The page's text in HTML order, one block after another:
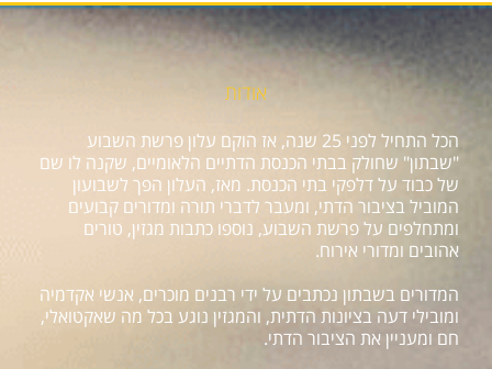
אודות
הכל התחיל לפני 25 שנה, אז הוקם עלון פרשת השבוע
"שבתון" שחולק בבתי הכנסת הדתיים הלאומיים, שקנה לו שם
של כבוד על דלפקי בתי הכנסת. מאז, העלון הפך לשבועון
המוביל בציבור הדתי, ומעבר לדברי תורה ומדורים קבועים
ומתחלפים על פרשת השבוע, נוספו כתבות מגזין, טורים
אהובים ומדורי אירוח.
המדורים בשבתון נכתבים על ידי רבנים מוכרים, אנשי אקדמיה
ומובילי דעה בציונות הדתית, והמגזין נוגע בכל מה שאקטואלי,
חם ומעניין את הציבור הדתי.